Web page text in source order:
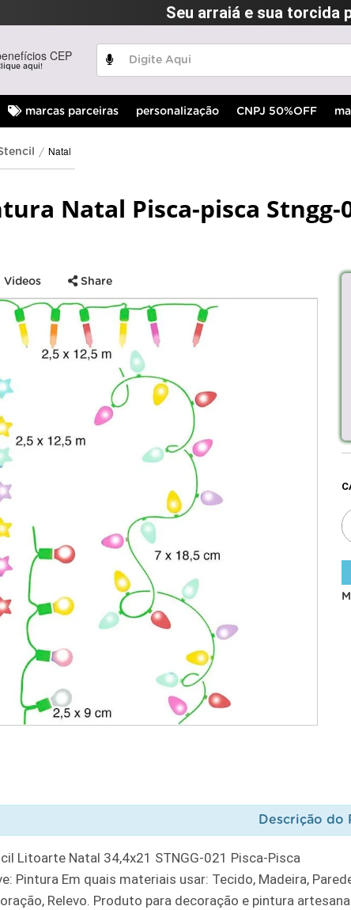
Seu arraiá e sua torcida
CEP
aqui!
marcas parceiras personalização CNPJ 50%OFF
Natal
Natal Pisca-pisca Stngg-
Videos Share
Descrição do
Litoarte Natal 34,4x21 STNGG-021 Pisca-Pisca
Pintura Em quais materiais usar: Tecido, Madeira,
Relevo. Produto para decoração e pintura